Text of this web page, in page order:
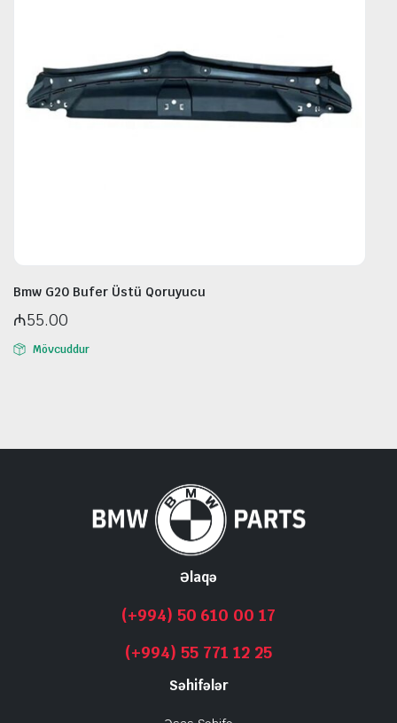
Bmw G20 Bufer Üstü Qoruyucu
₼55.00
Mövcuddur
Əlaqə
(+994) 50 610 00 17
(+994) 55 771 12 25
Səhifələr